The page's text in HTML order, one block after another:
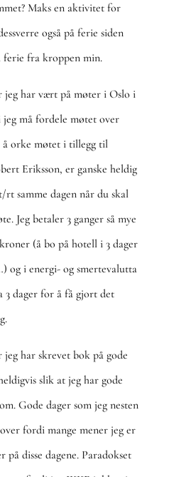
Maks en aktivitet for
også på ferie siden
ferie fra kroppen min.
jeg har vært på møter i Oslo i
må fordele møtet over
orke møtet i tillegg til
Eriksson, er ganske heldig
rt samme dagen når du skal
Jeg betaler 3 ganger så mye
(å bo på hotell i 3 dager
og i energi- og smertevalutta
3 dager for å få gjort det
jeg har skrevet bok på gode
slik at jeg har gode
Gode dager som jeg nesten
fordi mange mener jeg er
på disse dagene. Paradokset